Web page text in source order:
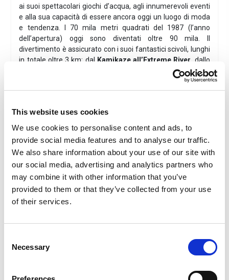
This website uses cookies
We use cookies to personalise content and ads, to
provide social media features and to analyse our traffic.
We also share information about your use of our site with
our social media, advertising and analytics partners who
may combine it with other information that you’ve
provided to them or that they’ve collected from your use
of their services.
Selection
Necessary
ai suoi spettacolari giochi d’acqua, agli innumerevoli eventi
e alla sua capacità di essere ancora oggi un luogo di moda
e tendenza. I 70 mila metri quadrati del 1987 (l’anno
dell’apertura) oggi sono diventati oltre 90 mila. Il
divertimento è assicurato con i suoi fantastici scivoli, lunghi
in totale oltre 3 km: dal Kamikaze all’Extreme River, dallo
Surfin’hill al Twiste ai
: l’attrazione formato
famiglia che permette discese su un gommone più
in uno: una discesa adrenalinica, l’altra più dolce, tra curve e
tunnel, con effetto rafting.
Posizione:A soli 100 metri dal mare
Plus: Bambini gratis in hotel dal 02/06/26 al 16/07/26 e
dal 30/08/26 al 12/09/26
Nelle camere: nelle camere Classic troverai tutti i comfort
per concederti una vacanza rilassante: ventilatore a
Possibilità di family room fino a 6 posti
Servizio di reception e portineria fino alle ore 22.00.